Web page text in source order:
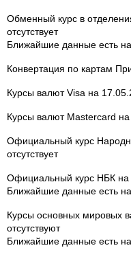
Обменный курс в
отсутствует
Ближайшие данные есть на
Конвертация по картам
Курсы валют Visa на
Курсы валют Mastercard на
Официальный курс
отсутствует
Официальный курс НБК на
Ближайшие данные есть на
Курсы основных мировых
отсутствуют
Ближайшие данные есть на